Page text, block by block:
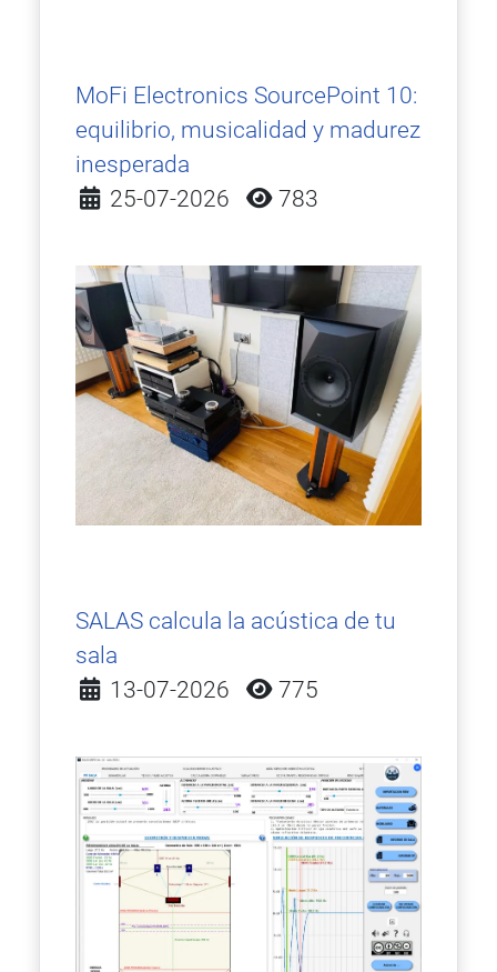
MoFi Electronics SourcePoint 10:
equilibrio, musicalidad y madurez
inesperada
Detalles
25-07-2026 783
SALAS calcula la acústica de tu
sala
Detalles
13-07-2026 775